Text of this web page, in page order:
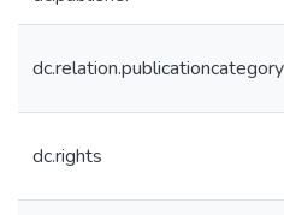
dc.relation.publicationcategory
dc.rights